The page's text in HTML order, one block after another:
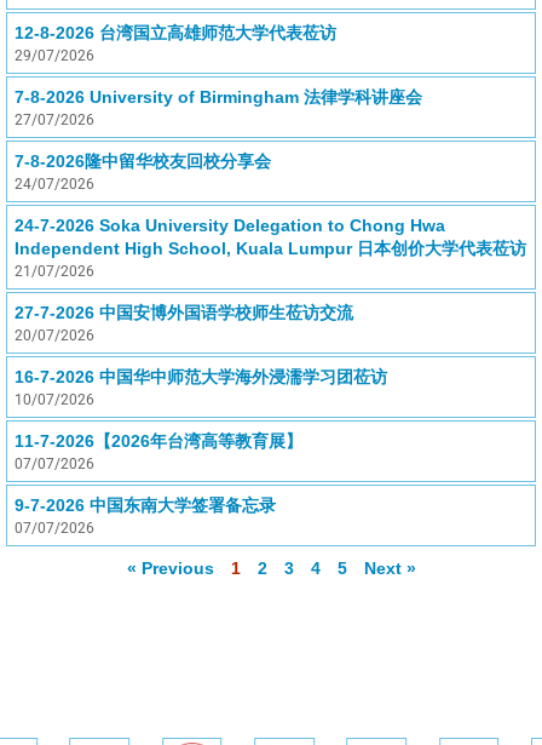
12-8-2026 台湾国立高雄师范大学代表莅访
29/07/2026
7-8-2026 University of Birmingham 法律学科讲座会
27/07/2026
7-8-2026隆中留华校友回校分享会
24/07/2026
24-7-2026 Soka University Delegation to Chong Hwa
Independent High School, Kuala Lumpur 日本创价大学代表莅访
21/07/2026
27-7-2026 中国安博外国语学校师生莅访交流
20/07/2026
16-7-2026 中国华中师范大学海外浸濡学习团莅访
10/07/2026
11-7-2026【2026年台湾高等教育展】
07/07/2026
9-7-2026 中国东南大学签署备忘录
07/07/2026
« Previous 1 2 3 4 5 Next »